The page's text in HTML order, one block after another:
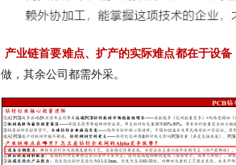
产业链首要难点、扩产的实际难点都在于设备
做，其余公司都需外采。